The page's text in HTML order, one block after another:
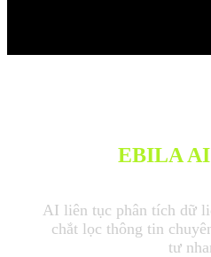
EBILA
AI liên tục phân tích dữ
chắt lọc thông tin
tư